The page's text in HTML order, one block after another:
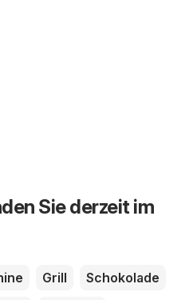
Sie derzeit im
Grill
Schokolade